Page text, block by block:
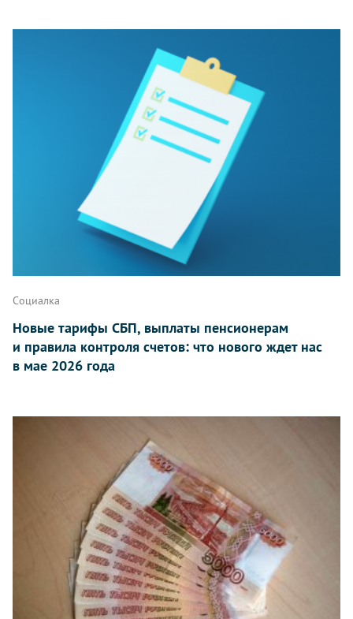
Социалка
Новые тарифы СБП, выплаты пенсионерам
и правила контроля счетов: что нового ждет нас
в мае 2026 года